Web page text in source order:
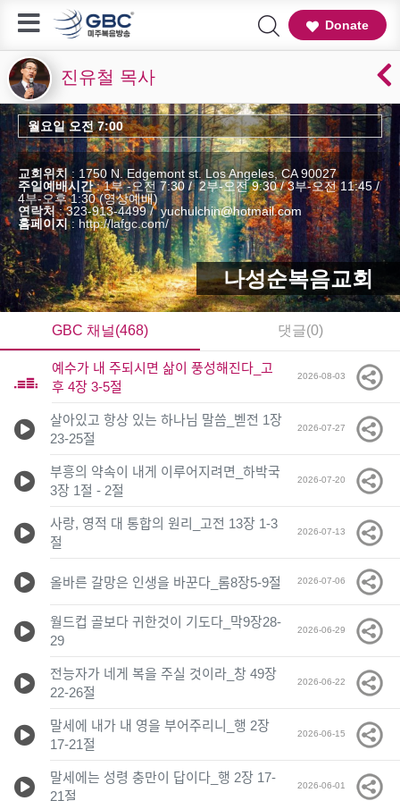
Donate
진유철 목사
나성순복음교회
월요일 오전 7:00
교회위치: 1750 N. Edgemont st. Los Angeles, CA 90027
주일예배시간: 1부 -오전 7:30 / 2부-오전 9:30 / 3부-오전 11:45 /
4부-오후 1:30 (영상예배)
연락처: 323-913-4499 / yuchulchin@hotmail.com
홈페이지: http://lafgc.com/
GBC 채널(468) 댓글(0)
예수가 내 주되시면 삶이 풍성해진다_고
후 4장 3-5절
2026-08-03
살아있고 항상 있는 하나님 말씀_벧전 1장
23-25절
2026-07-27
부흥의 약속이 내게 이루어지려면_하박국
3장 1절 - 2절
2026-07-20
사랑, 영적 대 통합의 원리_고전 13장 1-3
절
2026-07-13
올바른 갈망은 인생을 바꾼다_롬8장5-9절 2026-07-06
월드컵 골보다 귀한것이 기도다_막9장28-
29
2026-06-29
전능자가 네게 복을 주실 것이라_창 49장
22-26절
2026-06-22
말세에 내가 내 영을 부어주리니_행 2장
17-21절
2026-06-15
말세에는 성령 충만이 답이다_행 2장 17-
21절
2026-06-01